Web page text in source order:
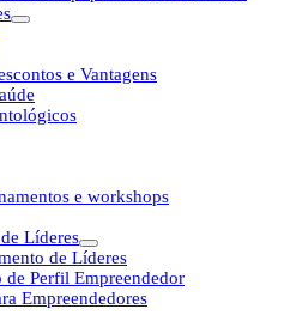
e Vantagens
e workshops
Líderes
de Líderes
de Perfil Empreendedor
Empreendedores